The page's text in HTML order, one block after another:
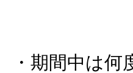
・期間中は